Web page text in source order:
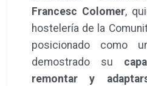
Francesc Colomer,
hostelería de la
posicionado como
demostrado su
remontar y